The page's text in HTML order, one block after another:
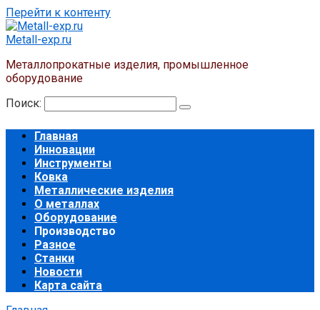
Перейти к контенту
Metall-exp.ru
Металлопрокатные изделия, промышленное
оборудование
Поиск:
Главная
Инновации
Инструменты
Ковка
Металлические изделия
О металлах
Оборудование
Производство
Разное
Станки
Новости
Карта сайта